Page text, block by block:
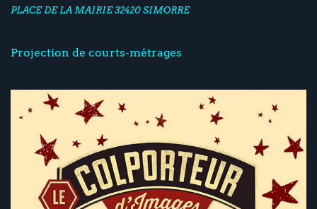
PLACE DE LA MAIRIE 32420 SIMORRE
Projection de courts-métrages